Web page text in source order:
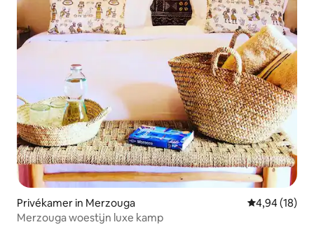
Privékamer in Merzouga Gemiddelde
4,94 (18)
Merzouga woestijn luxe kamp